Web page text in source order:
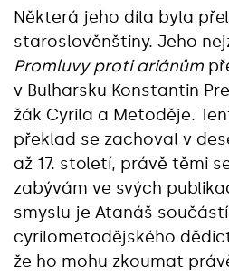
Některá jeho díla byla
staroslověnštiny. Jeho
Promluvy proti ariánům
v Bulharsku Konstantin
žák Cyrila a Metoděje.
překlad se zachoval v
až 17. století, právě těmi
zabývám ve svých
smyslu je Atanáš součástí
cyrilometodějského
že ho mohu zkoumat